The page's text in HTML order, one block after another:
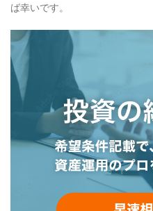
ば幸いです。